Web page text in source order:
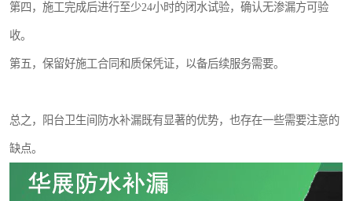
第四，施工完成后进行至少24小时的闭水试验，确认无渗漏方可验
收。
第五，保留好施工合同和质保凭证，以备后续服务需要。
总之，阳台卫生间防水补漏既有显著的优势，也存在一些需要注意的
缺点。